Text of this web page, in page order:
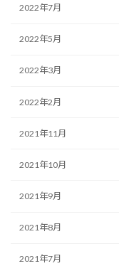
2022年7月
2022年5月
2022年3月
2022年2月
2021年11月
2021年10月
2021年9月
2021年8月
2021年7月